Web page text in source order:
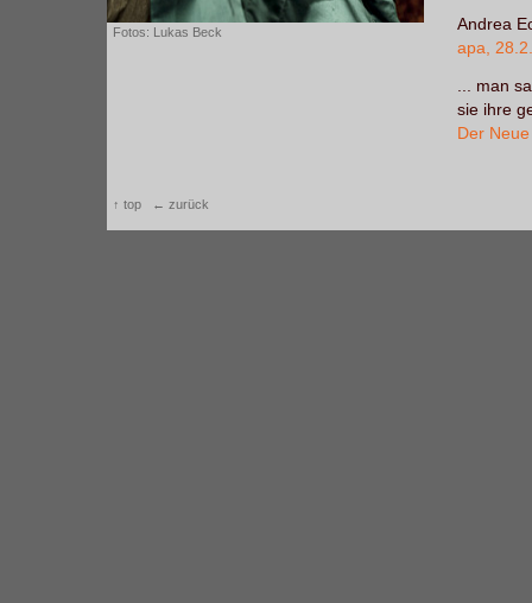
Fotos: Lukas Beck
Andrea
apa,
... man
sie ihre
Der
↑ top ← zurück